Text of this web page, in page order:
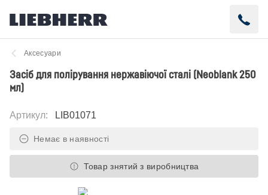
Аксесуари
Засіб для полірування нержавіючої сталі (Neoblank 250
мл)
Артикул: LIB01071
Немає в наявності
Товар знятий з виробництва